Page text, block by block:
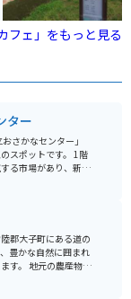
フェ」をもっと見る
ター
さかなセンター」
ポットです。 1階
る市場があり、新鮮
す。2階には、海鮮丼
。日立市内には、日
いを走る爽快なシー
つである偕楽園な
セン
方はもちろん、ドラ
郡大子町にある道の
豊かな自然に囲まれ
産物が
奥久慈しゃもといっ